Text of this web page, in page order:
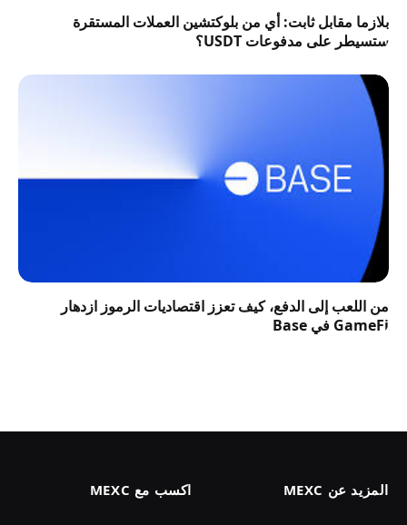
بلازما مقابل ثابت: أي من بلوكتشين العملات المستقرة
ستسيطر على مدفوعات USDT؟
من اللعب إلى الدفع، كيف تعزز اقتصاديات الرموز ازدهار
GameFi في Base
المزيد عن MEXC اكسب مع MEXC